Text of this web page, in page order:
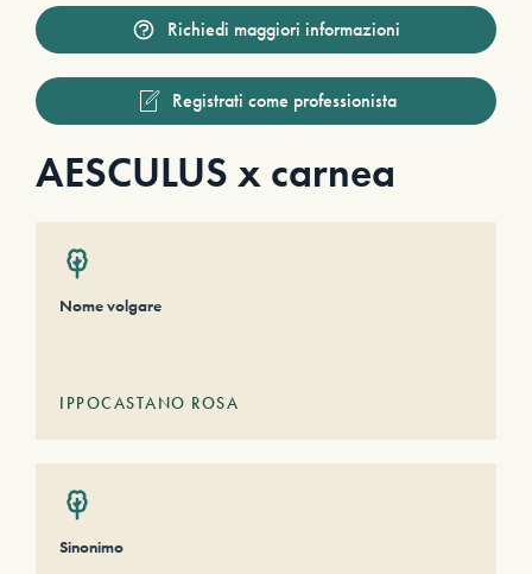
Richiedi maggiori informazioni
Registrati come professionista
AESCULUS x carnea
Nome volgare
IPPOCASTANO ROSA
Sinonimo